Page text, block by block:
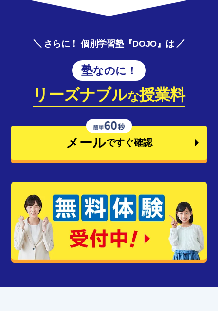
さらに！ 個別学習塾『DOJO』は
塾なのに！
リーズナブルな授業料
メールですぐ確認